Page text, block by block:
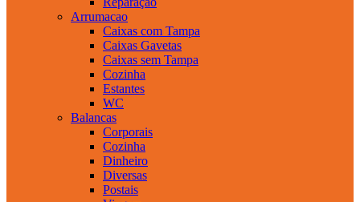
Arrumacao
Caixas com Tampa
Caixas Gavetas
Caixas sem Tampa
Cozinha
Estantes
WC
Balancas
Corporais
Cozinha
Dinheiro
Diversas
Postais